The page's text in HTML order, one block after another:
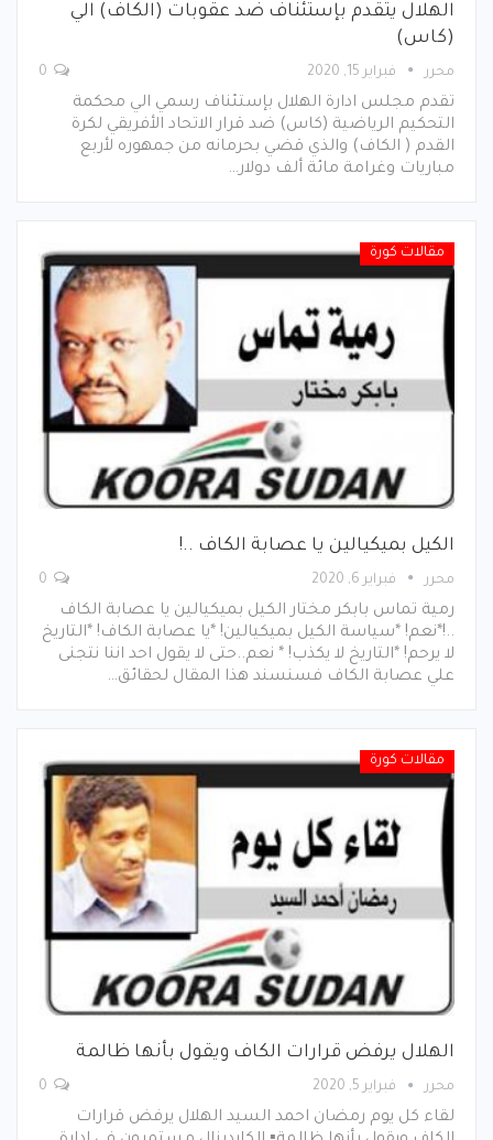
الهلال يتقدم بإستئناف ضد عقوبات (الكاف) الي
(كاس)
محرر فبراير 15, 2020
تقدم مجلس ادارة الهلال بإستئناف رسمي الي محكمة
التحكيم الرياضية (كاس) ضد قرار الاتحاد الأفريقي لكرة
القدم ( الكاف) والذي قضي بحرمانه من جمهوره لأربع
مباريات وغرامة مائة ألف دولار…
مقالات كورة
الكيل بميكيالين يا عصابة الكاف ..!
محرر فبراير 6, 2020
رمية تماس بابكر مختار الكيل بميكيالين يا عصابة الكاف
..!*نعم! *سياسة الكيل بميكيالين! *يا عصابة الكاف! *التاريخ
لا يرحم! *التاريخ لا يكذب! * نعم..حتى لا يقول احد اننا نتجنى
علي عصابة الكاف فسنسند هذا المقال لحقائق…
مقالات كورة
الهلال يرفض قرارات الكاف ويقول بأنها ظالمة
محرر فبراير 5, 2020
لقاء كل يوم رمضان احمد السيد الهلال يرفض قرارات